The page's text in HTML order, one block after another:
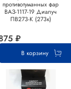
противотуманных фар
ВАЗ-1117-19 Диалуч
ПВ273-К (273к)
₽
В корзину